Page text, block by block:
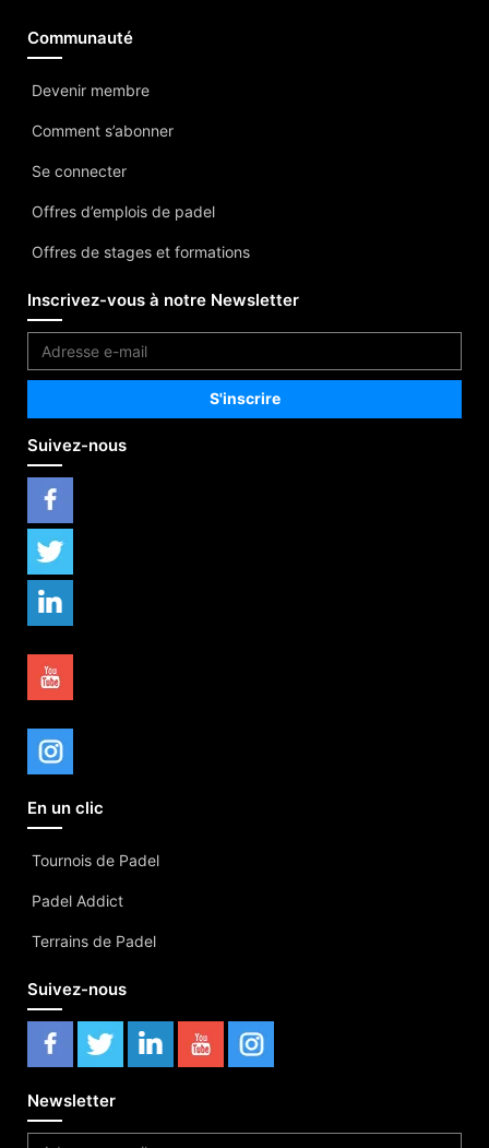
Communauté
Devenir membre
Comment s’abonner
Se connecter
Offres d’emplois de padel
Offres de stages et formations
Inscrivez-vous à notre Newsletter
Suivez-nous
En un clic
Tournois de Padel
Padel Addict
Terrains de Padel
Suivez-nous
Newsletter